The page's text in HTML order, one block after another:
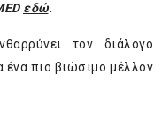
εδώ.
τον διάλογο
ένα πιο βιώσιμο μέλλον